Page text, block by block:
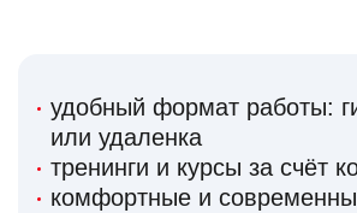
удобный формат работы:
или удаленка
тренинги и курсы за счёт
комфортные и